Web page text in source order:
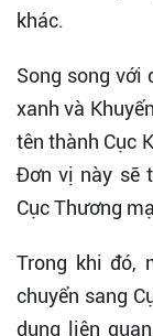
khác.
Song song với
xanh và
tên thành Cục
Đơn vị này sẽ
Cục Thương
Trong khi đó,
chuyển sang
dung liên